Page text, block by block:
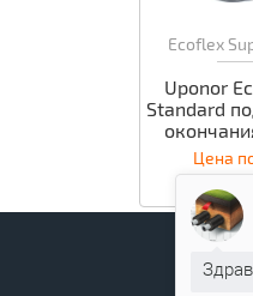
Ecoflex
Uponor
Standard
Цена